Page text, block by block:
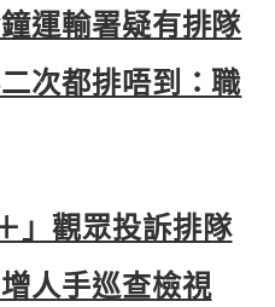
運輸署疑有排隊
次都排唔到：職
」觀眾投訴排隊
人手巡查檢視